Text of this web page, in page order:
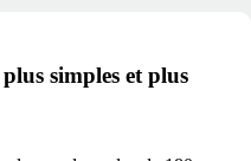
simples et plus